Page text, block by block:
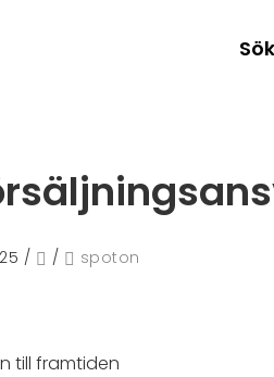
/ / spoton
till framtiden